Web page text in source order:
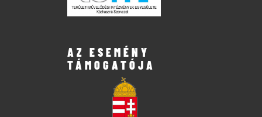
AZ ESEMÉNY
TÁMOGATÓJA